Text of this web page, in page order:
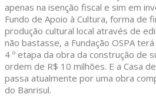
apenas na isenção fiscal e sim em
Fundo de Apoio à Cultura, forma de
produção cultural local através de
não bastasse, a Fundação OSPA
4 º etapa da obra da construção de
ordem de R$ 10 milhões. E a Casa
passa atualmente por uma obra
do Banrisul.